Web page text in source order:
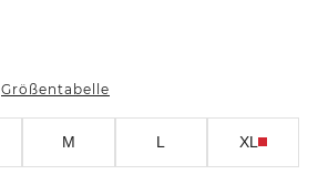
Größentabelle
M L XL